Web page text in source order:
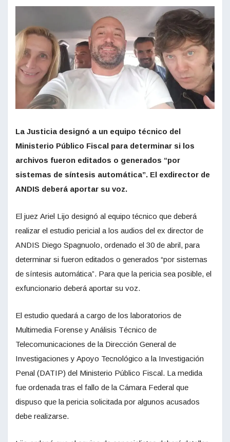
La Justicia designó a un equipo técnico del
Ministerio Público Fiscal para determinar si los
archivos fueron editados o generados “por
sistemas de síntesis automática”. El exdirector de
ANDIS deberá aportar su voz.
El juez Ariel Lijo designó al equipo técnico que deberá
realizar el estudio pericial a los audios del ex director de
ANDIS Diego Spagnuolo, ordenado el 30 de abril, para
determinar si fueron editados o generados “por sistemas
de síntesis automática”. Para que la pericia sea posible, el
exfuncionario deberá aportar su voz.
El estudio quedará a cargo de los laboratorios de
Multimedia Forense y Análisis Técnico de
Telecomunicaciones de la Dirección General de
Investigaciones y Apoyo Tecnológico a la Investigación
Penal (DATIP) del Ministerio Público Fiscal. La medida
fue ordenada tras el fallo de la Cámara Federal que
dispuso que la pericia solicitada por algunos acusados
debe realizarse.